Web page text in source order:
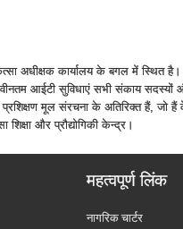
अधीक्षक कार्यालय के बगल में स्थित
आईटी सुविधाएं सभी संकाय
मूल संरचना के अतिरिक्‍त हैं, जो हैं
और प्रौद्योगिकी केन्‍द्र।
महत्वपूर्ण लिंक
नागरिक चार्टर